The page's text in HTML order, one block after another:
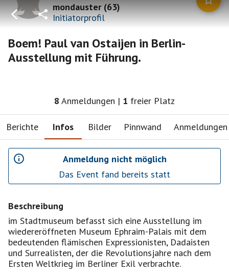
mondauster(63)
Initiatorprofil
Boem! Paul van Ostaijen in Berlin-
Ausstellung mit Führung.
8 Anmeldungen | 1 freier Platz
Berichte Infos Bilder Pinnwand Anmeldungen
Anmeldung nicht möglich
Das Event fand bereits statt
Beschreibung
im Stadtmuseum befasst sich eine Ausstellung im
wiedereröffneten Museum Ephraim-Palais mit dem
bedeutenden flämischen Expressionisten, Dadaisten
und Surrealisten, der die Revolutionsjahre nach dem
Ersten Weltkrieg im Berliner Exil verbrachte.